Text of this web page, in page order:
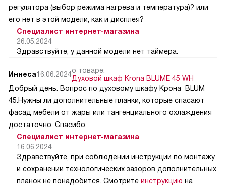
регулятора (выбор режима нагрева и температура)? или
его нет в этой модели, как и дисплея?
Специалист интернет-магазина
26.05.2024
Здравствуйте, у данной модели нет таймера.
Иннеса16.06.2024о товаре:
Духовой шкаф Krona BLUME 45 WH
Добрый день. Вопрос по духовому шкафу Крона BLUM
45.Нужны ли дополнительные планки, которые спасают
фасад мебели от жары или тангенциального охлаждения
достаточно. Спасибо.
Специалист интернет-магазина
16.06.2024
Здравствуйте, при соблюдении инструкции по монтажу
и сохранении технологических зазоров дополнительных
планок не понадобится. Смотрите инструкцию на